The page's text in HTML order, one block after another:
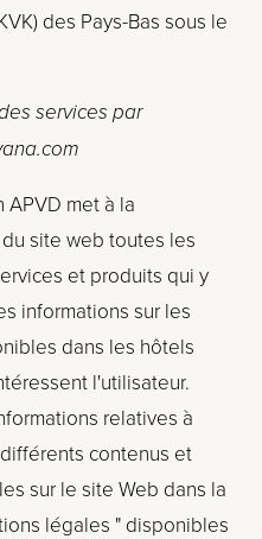
des Pays-Bas sous le
services par
met à la
site web toutes les
et produits qui y
informations sur les
dans les hôtels
l'utilisateur.
relatives à
contenus et
sur le site Web dans la
légales " disponibles